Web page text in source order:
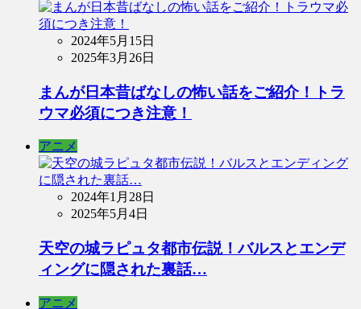
2024年5月15日
2025年3月26日
まんが日本昔ばなしの怖い話をご紹介！トラ
ウマ必須につき注意！
アニメ
2024年1月28日
2025年5月4日
天空の城ラピュタ都市伝説！バルスとエンデ
ィングに隠された裏話…
アニメ